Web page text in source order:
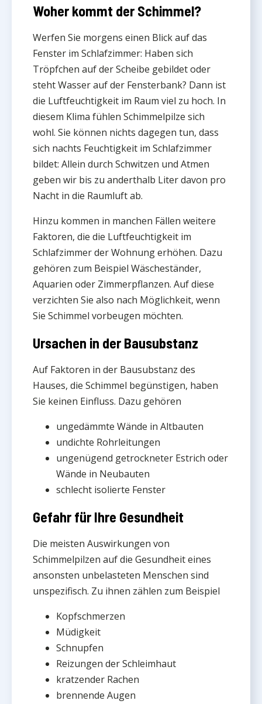
Woher kommt der Schimmel?
Werfen Sie morgens einen Blick auf das
Fenster im Schlafzimmer: Haben sich
Tröpfchen auf der Scheibe gebildet oder
steht Wasser auf der Fensterbank? Dann ist
die Luftfeuchtigkeit im Raum viel zu hoch. In
diesem Klima fühlen Schimmelpilze sich
wohl. Sie können nichts dagegen tun, dass
sich nachts Feuchtigkeit im Schlafzimmer
bildet: Allein durch Schwitzen und Atmen
geben wir bis zu anderthalb Liter davon pro
Nacht in die Raumluft ab.
Hinzu kommen in manchen Fällen weitere
Faktoren, die die Luftfeuchtigkeit im
Schlafzimmer der Wohnung erhöhen. Dazu
gehören zum Beispiel Wäscheständer,
Aquarien oder Zimmerpflanzen. Auf diese
verzichten Sie also nach Möglichkeit, wenn
Sie Schimmel vorbeugen möchten.
Ursachen in der Bausubstanz
Auf Faktoren in der Bausubstanz des
Hauses, die Schimmel begünstigen, haben
Sie keinen Einfluss. Dazu gehören
ungedämmte Wände in Altbauten
undichte Rohrleitungen
ungenügend getrockneter Estrich oder
Wände in Neubauten
schlecht isolierte Fenster
Gefahr für Ihre Gesundheit
Die meisten Auswirkungen von
Schimmelpilzen auf die Gesundheit eines
ansonsten unbelasteten Menschen sind
unspezifisch. Zu ihnen zählen zum Beispiel
Kopfschmerzen
Müdigkeit
Schnupfen
Reizungen der Schleimhaut
kratzender Rachen
brennende Augen